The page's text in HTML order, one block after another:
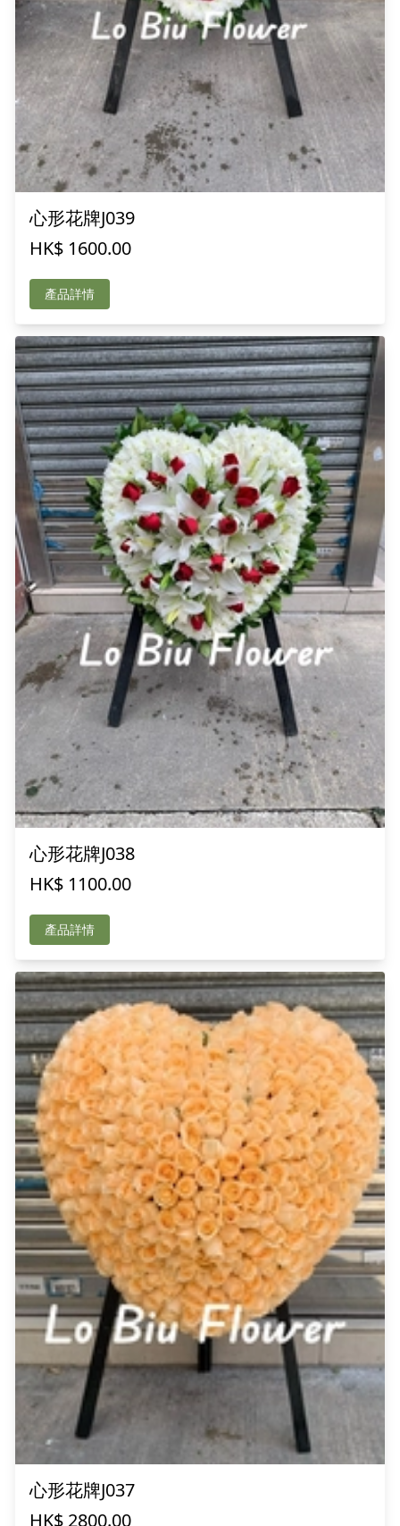
心形花牌J039
HK$ 1600.00
產品詳情
心形花牌J038
HK$ 1100.00
產品詳情
心形花牌J037
HK$ 2800.00